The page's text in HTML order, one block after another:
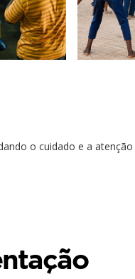
o cuidado e a